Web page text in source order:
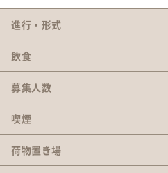
進行・形式
飲食
募集人数
喫煙
荷物置き場